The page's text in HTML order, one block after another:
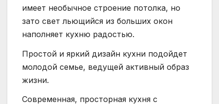
имеет необычное строение потолка, но
зато свет льющийся из больших окон
наполняет кухню радостью.
Простой и яркий дизайн кухни подойдет
молодой семье, ведущей активный образ
жизни.
Современная, просторная кухня с